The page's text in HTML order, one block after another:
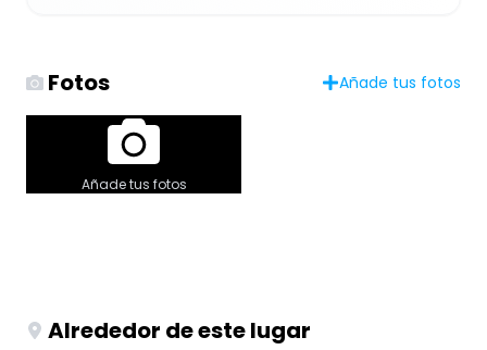
Fotos Añade tus fotos
Añade tus fotos
Alrededor de este lugar